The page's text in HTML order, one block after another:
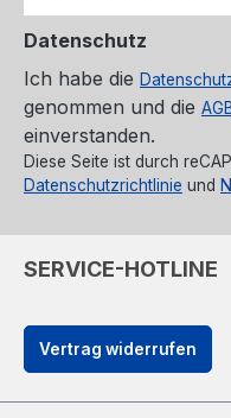
Datenschutz
Ich habe die
genommen und die
einverstanden.
Diese Seite ist durch
Datenschutzrichtlinie und
SERVICE-HOTLINE
Vertrag widerrufen